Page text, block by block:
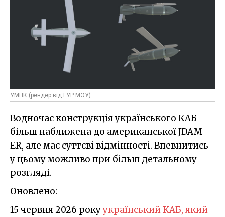
УМПК (рендер від ГУР МОУ)
Водночас конструкція українського КАБ
більш наближена до американської JDAM
ER, але має суттєві відмінності. Впевнитись
у цьому можливо при більш детальному
розгляді.
Оновлено:
15 червня 2026 рокуукраїнський КАБ, який